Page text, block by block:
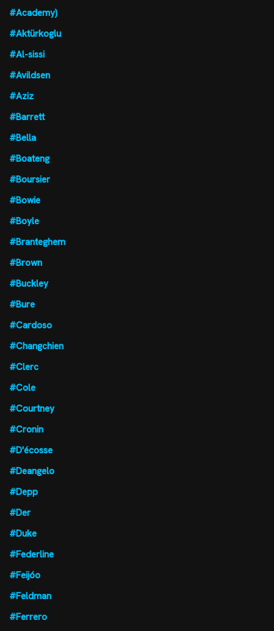
#Academy)
#Aktürkoglu
#Al-sissi
#Avildsen
#Aziz
#Barrett
#Bella
#Boateng
#Boursier
#Bowie
#Boyle
#Branteghem
#Brown
#Buckley
#Bure
#Cardoso
#Changchien
#Clerc
#Cole
#Courtney
#Cronin
#D'écosse
#Deangelo
#Depp
#Der
#Duke
#Federline
#Feijóo
#Feldman
#Ferrero